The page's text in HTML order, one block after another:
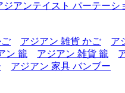
ジアンテイスト パーテーシ
アジアン 雑貨 かご ア
ン 籠 アジアン 雑貨 籠
アジアン 家具 バンブー